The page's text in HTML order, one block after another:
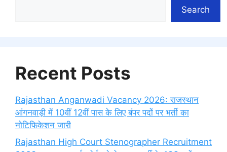
Search
Recent Posts
Rajasthan Anganwadi Vacancy 2026: राजस्थान
आंगनवाड़ी में 10वीं 12वीं पास के लिए बंपर पदों पर भर्ती का
नोटिफिकेशन जारी
Rajasthan High Court Stenographer Recruitment